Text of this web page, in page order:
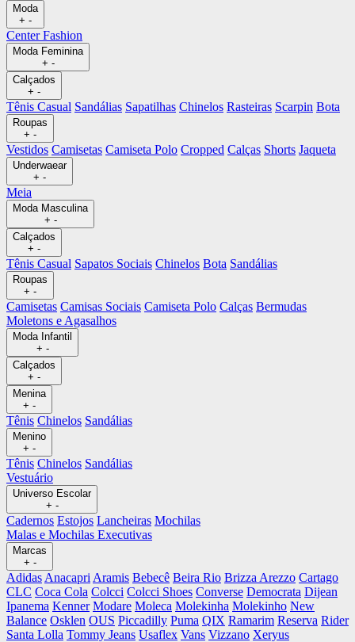
Moda
+ -
Center Fashion
Moda Feminina
+ -
Calçados
+ -
Tênis Casual Sandálias Sapatilhas Chinelos Rasteiras Scarpin Bota
Roupas
+ -
Vestidos Camisetas Camiseta Polo Cropped Calças Shorts Jaqueta
Underwaear
+ -
Meia
Moda Masculina
+ -
Calçados
+ -
Tênis Casual Sapatos Sociais Chinelos Bota Sandálias
Roupas
+ -
Camisetas Camisas Sociais Camiseta Polo Calças Bermudas
Moletons e Agasalhos
Moda Infantil
+ -
Calçados
+ -
Menina
+ -
Tênis Chinelos Sandálias
Menino
+ -
Tênis Chinelos Sandálias
Vestuário
Universo Escolar
+ -
Cadernos Estojos Lancheiras Mochilas
Malas e Mochilas Executivas
Marcas
+ -
Adidas Anacapri Aramis Bebecê Beira Rio Brizza Arezzo Cartago
CLC Coca Cola Colcci Colcci Shoes Converse Democrata Dijean
Ipanema Kenner Modare Moleca Molekinha Molekinho New
Balance Osklen OUS Piccadilly Puma QIX Ramarim Reserva Rider
Santa Lolla Tommy Jeans Usaflex Vans Vizzano Xeryus